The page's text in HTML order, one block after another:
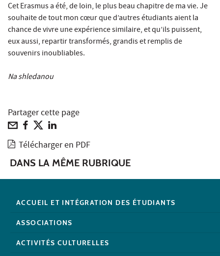
Cet Erasmus a été, de loin, le plus beau chapitre de ma vie. Je
souhaite de tout mon cœur que d’autres étudiants aient la
chance de vivre une expérience similaire, et qu’ils puissent,
eux aussi, repartir transformés, grandis et remplis de
souvenirs inoubliables.
Na shledanou
Partager cette page
Télécharger en PDF
DANS LA MÊME RUBRIQUE
ACCUEIL ET INTÉGRATION DES ÉTUDIANTS
ASSOCIATIONS
ACTIVITÉS CULTURELLES